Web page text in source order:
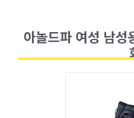
아놀드파 여성 남성